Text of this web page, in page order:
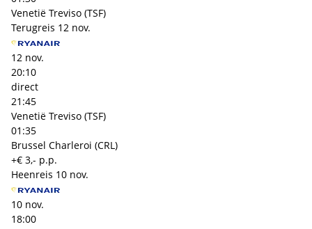
Venetië Treviso (TSF)
Terugreis 12 nov.
12 nov.
20:10
direct
21:45
Venetië Treviso (TSF)
01:35
Brussel Charleroi (CRL)
+€ 3,- p.p.
Heenreis 10 nov.
10 nov.
18:00